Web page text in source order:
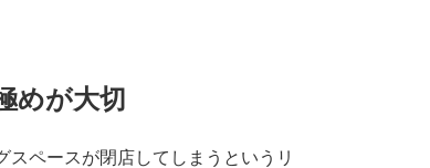
めが大切
ペースが閉店してしまうというリ